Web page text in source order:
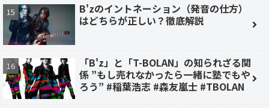
B'zのイントネーション（発音の仕方）
はどちらが正しい？徹底解説
「B'z」と「T-BOLAN」の知られざる関
係 ”もし売れなかったら一緒に塾でもや
ろう” #稲葉浩志 #森友嵐士 #TBOLAN